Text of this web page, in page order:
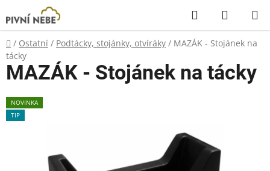
na
obsah
Hledat
KOŠÍK
Domů
/ Ostatní / Podtácky, stojánky, otvíráky / MAZÁK - Stojánek na
tácky
MAZÁK - Stojánek na tácky
NOVINKA
TIP